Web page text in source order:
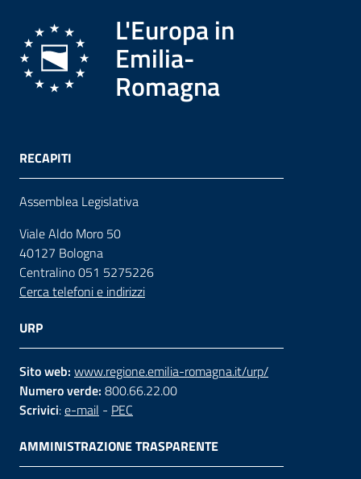
L'Europa in
Emilia-
Romagna
RECAPITI
Assemblea Legislativa
Viale Aldo Moro 50
40127 Bologna
Centralino 051 5275226
Cerca telefoni e indirizzi
URP
Sito web: www.regione.emilia-romagna.it/urp/
Numero verde: 800.66.22.00
Scrivici:e-mail - PEC
AMMINISTRAZIONE TRASPARENTE